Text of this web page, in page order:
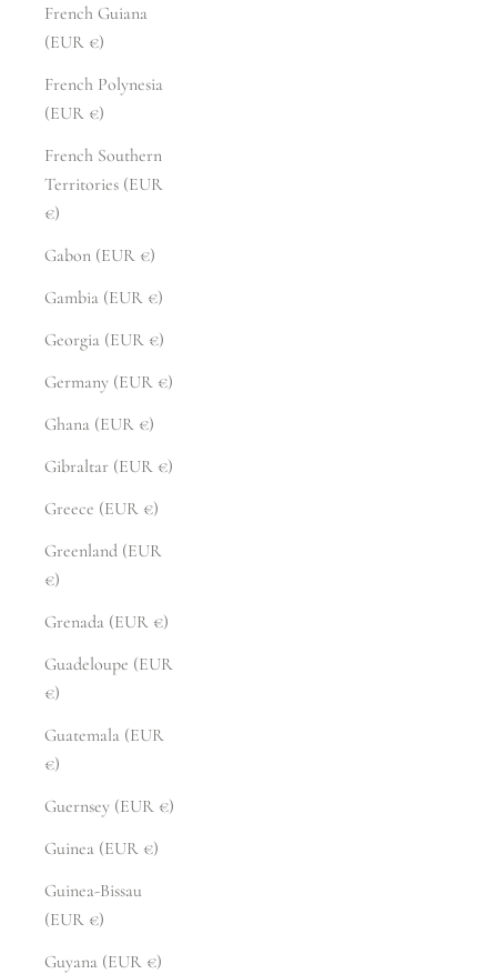
French Guiana
(EUR €)
French Polynesia
(EUR €)
French Southern
Territories (EUR
€)
Gabon (EUR €)
Gambia (EUR €)
Georgia (EUR €)
Germany (EUR €)
Ghana (EUR €)
Gibraltar (EUR €)
Greece (EUR €)
Greenland (EUR
€)
Grenada (EUR €)
Guadeloupe (EUR
€)
Guatemala (EUR
€)
Guernsey (EUR €)
Guinea (EUR €)
Guinea-Bissau
(EUR €)
Guyana (EUR €)